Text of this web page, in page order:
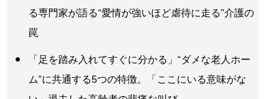
る専門家が語る“愛情が強いほど虐待に走る”介護の
罠
「足を踏み入れてすぐに分かる」“ダメな老人ホー
ム”に共通する5つの特徴。「ここにいる意味がな